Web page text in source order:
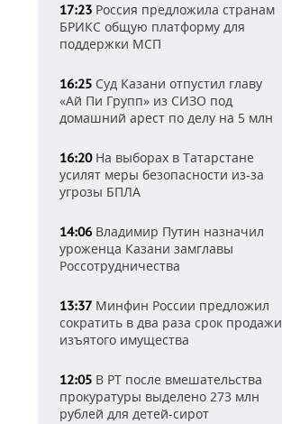
17:23 Россия предложила странам
БРИКС общую платформу для
поддержки МСП
16:25 Суд Казани отпустил главу
«Ай Пи Групп» из СИЗО под
домашний арест по делу на 5 млн
16:20На выборах в Татарстане
усилят меры безопасности из-за
угрозы БПЛА
14:06 Владимир Путин назначил
уроженца Казани замглавы
Россотрудничества
13:37 Минфин России предложил
сократить в два раза срок продажи
изъятого имущества
12:05 В РТ после вмешательства
прокуратуры выделено 273 млн
рублей для детей-сирот